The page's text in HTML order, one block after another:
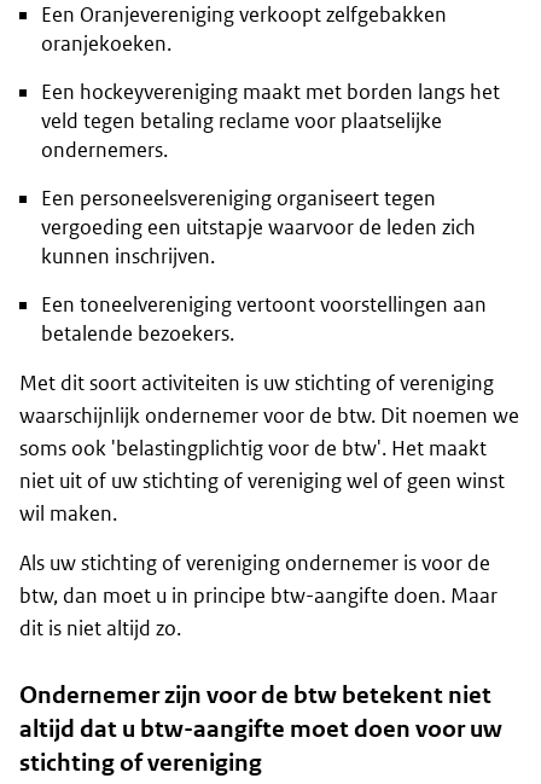
Een Oranjevereniging verkoopt zelfgebakken
oranjekoeken.
Een hockeyvereniging maakt met borden langs het
veld tegen betaling reclame voor plaatselijke
ondernemers.
Een personeelsvereniging organiseert tegen
vergoeding een uitstapje waarvoor de leden zich
kunnen inschrijven.
Een toneelvereniging vertoont voorstellingen aan
betalende bezoekers.
Met dit soort activiteiten is uw stichting of vereniging
waarschijnlijk ondernemer voor de btw. Dit noemen we
soms ook 'belastingplichtig voor de btw'. Het maakt
niet uit of uw stichting of vereniging wel of geen winst
wil maken.
Als uw stichting of vereniging ondernemer is voor de
btw, dan moet u in principe btw-aangifte doen. Maar
dit is niet altijd zo.
Ondernemer zijn voor de btw betekent niet
altijd dat u btw-aangifte moet doen voor uw
stichting of vereniging